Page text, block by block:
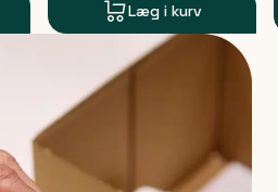
Læg i kurv